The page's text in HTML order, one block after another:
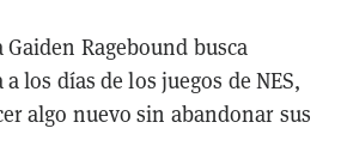
Ragebound busca
los días de los juegos de NES,
algo nuevo sin abandonar sus